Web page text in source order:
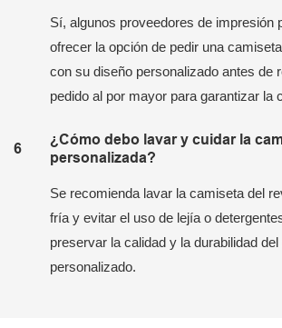
Sí, algunos proveedores de impresión
ofrecer la opción de pedir una
con su diseño personalizado antes de
pedido al por mayor para garantizar la
6
¿Cómo debo lavar y cuidar la
personalizada?
Se recomienda lavar la camiseta del
fría y evitar el uso de lejía o
preservar la calidad y la durabilidad del
personalizado.